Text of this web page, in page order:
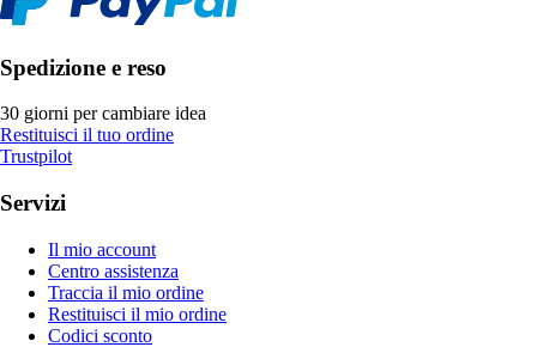
Spedizione e reso
30 giorni per cambiare idea
Restituisci il tuo ordine
Trustpilot
Servizi
Il mio account
Centro assistenza
Traccia il mio ordine
Restituisci il mio ordine
Codici sconto